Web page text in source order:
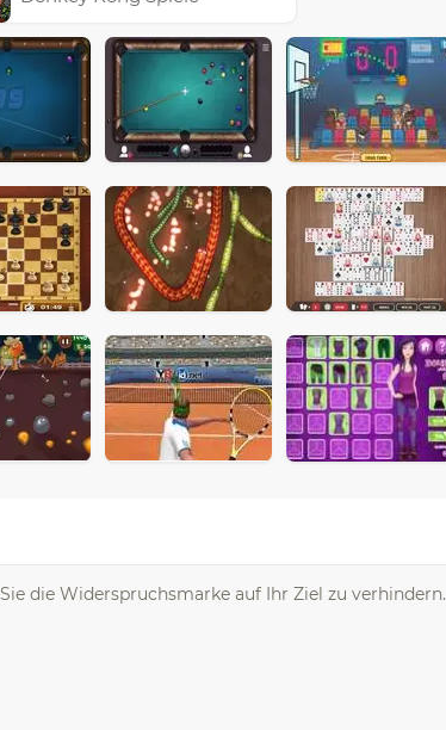
die Widerspruchsmarke auf Ihr Ziel zu verhindern.